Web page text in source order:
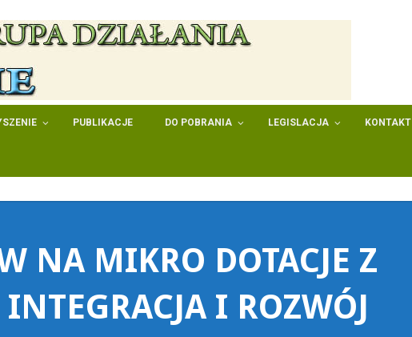
PUBLIKACJE DO POBRANIA LEGISLACJA KONTAKT
NA MIKRO DOTACJE Z
I ROZWÓJ